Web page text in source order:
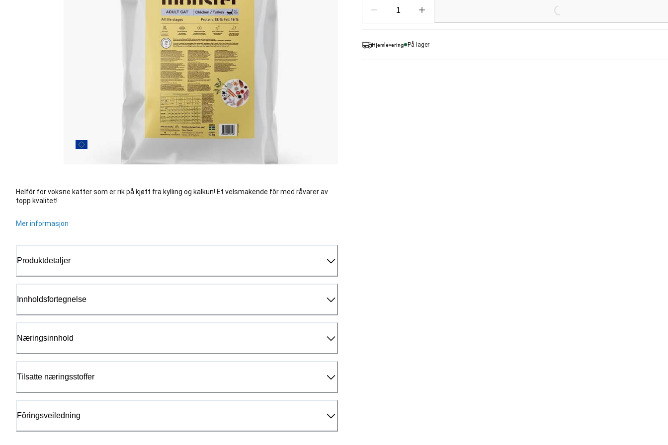
Helfôr for voksne katter som er rik på kjøtt fra kylling og kalkun! Et velsmakende fôr med råvarer av
topp kvalitet!
Mer informasjon
Produktdetaljer
Innholdsfortegnelse
Næringsinnhold
Tilsatte næringsstoffer
Fôringsveiledning
Hjemlevering På lager